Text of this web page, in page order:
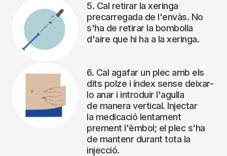
5. Cal retirar la xeringa
precarregada de l'envàs. No
s'ha de retirar la bombolla
d'aire que hi ha a la xeringa.
6. Cal agafar un plec amb els
dits polze i índex sense deixar-
lo anar i introduir l'agulla
de manera vertical. Injectar
la medicació lentament
prement l'èmbol; el plec s'ha
de mantenr durant tota la
injecció.